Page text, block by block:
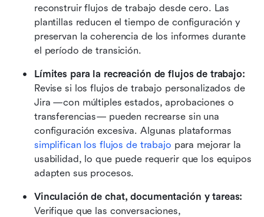
reconstruir flujos de trabajo desde cero. Las
plantillas reducen el tiempo de configuración y
preservan la coherencia de los informes durante
el período de transición.
Revise si los flujos de trabajo personalizados de
Jira —con múltiples estados, aprobaciones o
transferencias— pueden recrearse sin una
configuración excesiva. Algunas plataformas
simplifican los flujos de trabajo para mejorar la
usabilidad, lo que puede requerir que los equipos
adapten sus procesos.
Verifique que las conversaciones,